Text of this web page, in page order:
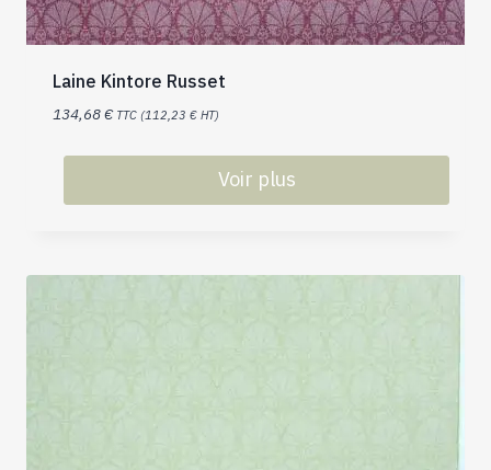
Laine Kintore Russet
134,68€ TTC (112,23 € HT)
Voir plus